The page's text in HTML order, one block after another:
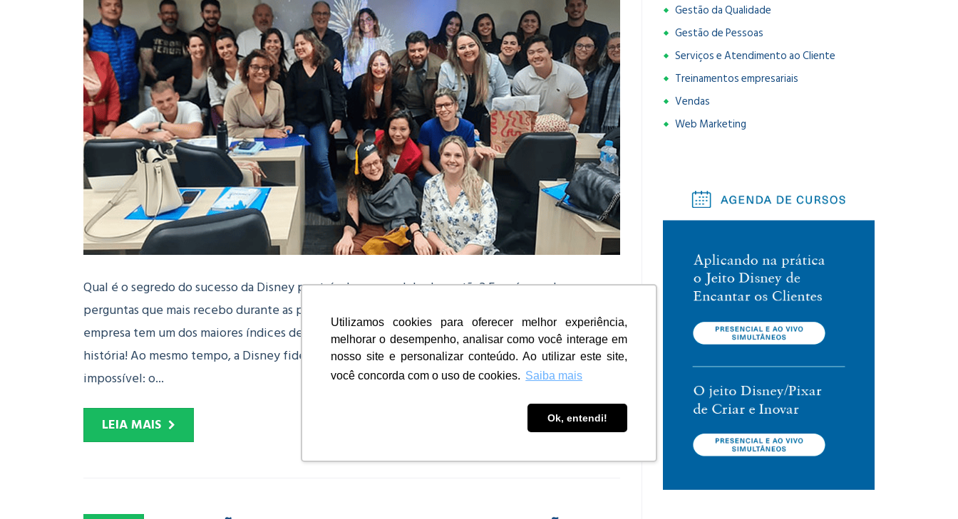
Utilizamos cookies para oferecer melhor experiência,
melhorar o desempenho, analisar como você interage em
nosso site e personalizar conteúdo. Ao utilizar este site,
você concorda com o uso de cookies. Saiba mais
Ok, entendi!
Qual é o segredo do sucesso da Disney por trás do seu modelo de gestão? Essa é uma das
perguntas que mais recebo durante as palestras e workshops sobre o “Jeito Disney”. Afinal, a
empresa tem um dos maiores índices de satisfação do cliente no mundo, mesmo após décadas de
história! Ao mesmo tempo, a Disney fideliza seus clientes e faz algo que para muitos negócios é
impossível: o...
LEIA MAIS
Gestão da Qualidade
Gestão de Pessoas
Serviços e Atendimento ao Cliente
Treinamentos empresariais
Vendas
Web Marketing